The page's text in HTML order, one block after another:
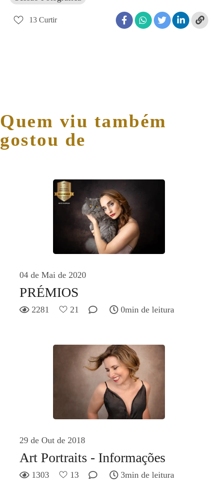
13 Curtir
Quem viu também
gostou de
04 de Mai de 2020
PRÉMIOS
2281 21 0min de leitura
29 de Out de 2018
Art Portraits - Informações
1303 13 3min de leitura